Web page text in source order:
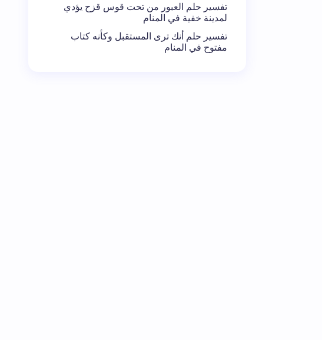
تفسير حلم العبور من تحت قوس قزح يؤدي
لمدينة خفية في المنام
تفسير حلم أنك ترى المستقبل وكأنه كتاب
مفتوح في المنام